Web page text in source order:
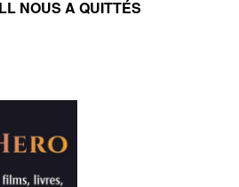
NOUS A QUITTÉS